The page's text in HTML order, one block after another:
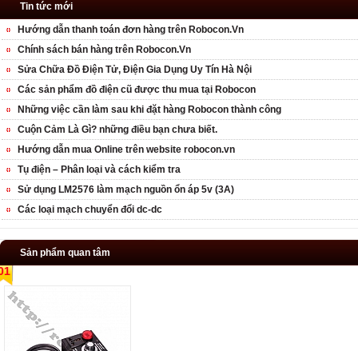
Tin tức mới
Hướng dẫn thanh toán đơn hàng trên Robocon.Vn
Chính sách bán hàng trên Robocon.Vn
Sửa Chữa Đồ Điện Tử, Điện Gia Dụng Uy Tín Hà Nội
Các sản phẩm đồ điện cũ được thu mua tại Robocon
Những việc cần làm sau khi đặt hàng Robocon thành công
Cuộn Cảm Là Gì? những điều bạn chưa biết.
Hướng dẫn mua Online trên website robocon.vn
Tụ điện – Phân loại và cách kiểm tra
Sử dụng LM2576 làm mạch nguồn ổn áp 5v (3A)
Các loại mạch chuyển đổi dc-dc
Sản phẩm quan tâm